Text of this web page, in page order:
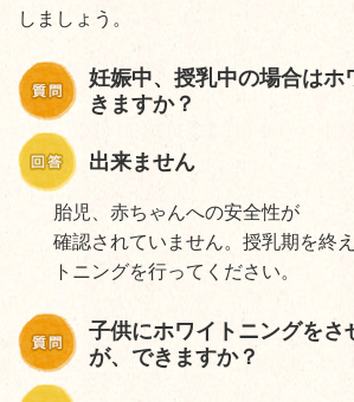
しましょう。
妊娠中、授乳中の場合はホ
きますか？
出来ません
胎児、赤ちゃんへの安全性が
確認されていません。授乳期を終
トニングを行ってください。
子供にホワイトニングをさ
が、できますか？